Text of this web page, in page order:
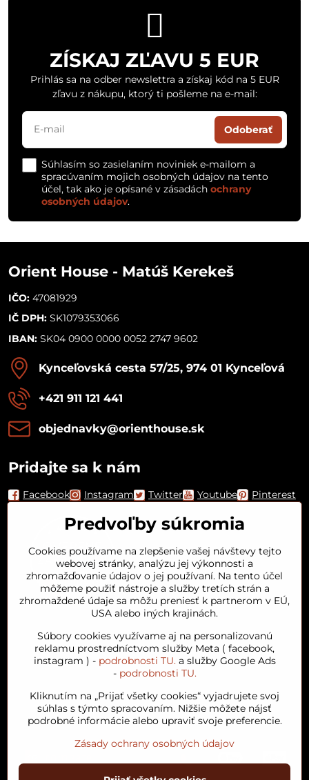
ZÍSKAJ ZĽAVU 5 EUR
Prihlás sa na odber newslettra a získaj kód na 5 EUR
zľavu z nákupu, ktorý ti pošleme na e-mail:
Odoberať
Súhlasím so zasielaním noviniek e-mailom a
spracúvaním mojich osobných údajov na tento
účel, tak ako je opísané v zásadách ochrany
osobných údajov.
Orient House - Matúš Kerekeš
IČO: 47081929
IČ DPH: SK1079353066
IBAN: SK04 0900 0000 0052 2747 9602
Kynceľovská cesta 57/25, 974 01 Kynceľová
+421 911 121 441
objednavky​@orienthouse​.sk
Pridajte sa k nám
Facebook Instagram Twitter Youtube Pinterest
Orient House
Arganový olej
Obľúbené kategórie
Predvoľby súkromia
Cookies používame na zlepšenie vašej návštevy tejto
webovej stránky, analýzu jej výkonnosti a
zhromažďovanie údajov o jej používaní. Na tento účel
môžeme použiť nástroje a služby tretích strán a
zhromaždené údaje sa môžu preniesť k partnerom v EÚ,
USA alebo iných krajinách.
Súbory cookies využívame aj na personalizovanú
reklamu prostredníctvom služby Meta ( facebook,
instagram ) - podrobnosti TU.a služby Google Ads
- podrobnosti TU.
Kliknutím na „Prijať všetky cookies“ vyjadrujete svoj
súhlas s týmto spracovaním. Nižšie môžete nájsť
podrobné informácie alebo upraviť svoje preferencie.
Zásady ochrany osobných údajov